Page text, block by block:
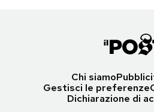
Chi siamo
Gestisci le preferenze
Dichiarazione di